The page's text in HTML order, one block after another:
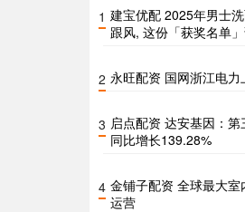
1 建宝优配 2025年男士
跟风, 这份「获奖名单」
2 永旺配资 国网浙江电
3 启点配资 达安基因：
同比增长139.28%
4 金铺子配资 全球最大
运营